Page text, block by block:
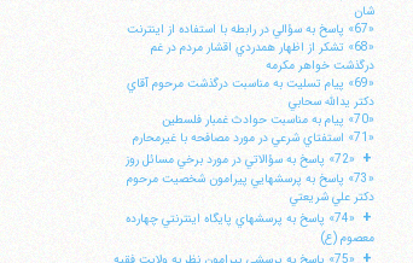
شان
«67» پاسخ به سؤالي در رابطه با استفاده از اينترنت
«68» تشكر از اظهار همدردي اقشار مردم در غم
درگذشت خواهر مكرمه
«69» پيام تسليت به مناسبت درگذشت مرحوم آقاي
دكتر يدالله سحابي
«70» پيام به مناسبت حوادث غمبار فلسطين
«71» استفتاي شرعي در مورد مصافحه با غيرمحارم
+ «72» پاسخ به سؤالاتي در مورد برخي مسائل روز
«73» پاسخ به پرسشهايي پيرامون شخصيت مرحوم
دكتر علي شريعتي
+
«74» پاسخ به پرسشهاي پايگاه اينترنتي چهارده
معصوم (ع)